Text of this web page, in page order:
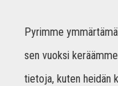
Pyrimme
sen vuoksi
tietoja, kuten heidän